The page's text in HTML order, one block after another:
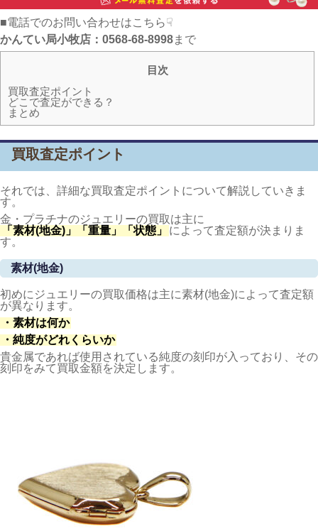
■電話でのお問い合わせはこちら☟
かんてい局小牧店：0568-68-8998まで
目次
買取査定ポイント
どこで査定ができる？
まとめ
買取査定ポイント
それでは、詳細な買取査定ポイントについて解説していきま
す。
金・プラチナのジュエリーの買取は主に
「素材(地金)」「重量」「状態」
によって査定額が決まりま
す。
素材(地金)
初めにジュエリーの買取価格は主に素材(地金)によって査定額
が異なります。
・素材は何か
・純度がどれくらいか
貴金属であれば使用されている純度の刻印が入っており、その
刻印をみて買取金額を決定します。